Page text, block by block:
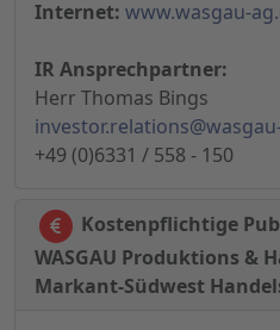
Internet: www.wasgau-
IR Ansprechpartner:
Herr Thomas Bings
+49 (0)6331 / 558 - 150
Kostenpflichtige
WASGAU Produktions &
Markant-Südwest